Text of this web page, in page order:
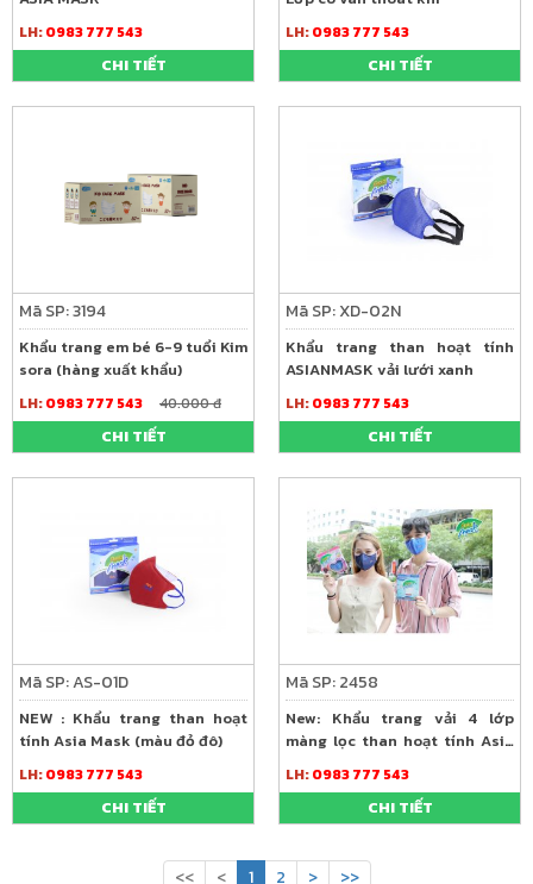
LH:0983 777 543
CHI TIẾT
LH:0983 777 543
CHI TIẾT
Mã SP: 3194
Khẩu trang em bé 6-9 tuổi Kim
sora (hàng xuất khẩu)
LH:0983 777 543 40.000 đ
CHI TIẾT
Mã SP: XD-02N
Khẩu trang than hoạt tính
ASIANMASK vải lưới xanh
LH:0983 777 543
CHI TIẾT
Mã SP: AS-01D
NEW : Khẩu trang than hoạt
tính Asia Mask (màu đỏ đô)
LH:0983 777 543
CHI TIẾT
Mã SP: 2458
New: Khẩu trang vải 4 lớp
màng lọc than hoạt tính Asia
LH:0983 777 543
CHI TIẾT
<< < 1 2 > >>